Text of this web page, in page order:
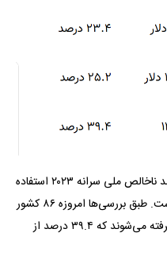
در این طبقه‌بندی برای سال ۲۰۲۵ از درآمد ناخالص ملی سرانه ۲۰۲۳ استفاده
شده، اما داده‌های ونزوئلا از سال ۲۰۲۱ است. طبق بررسی‌ها امروزه ۸۶ کشور
به‌عنوان کشور‌هایی با درآمد بالا در نظر گرفته می‌شوند که ۳۹.۴ درصد از